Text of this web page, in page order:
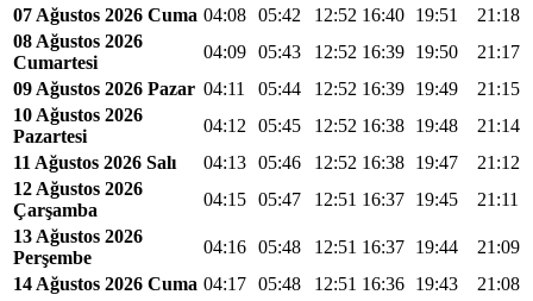
07 Ağustos 2026 Cuma 04:08 05:42 12:52 16:40 19:51
21:18
08 Ağustos 2026
Cumartesi
04:09 05:43 12:52 16:39 19:50
21:17
09 Ağustos 2026 Pazar 04:11 05:44 12:52 16:39 19:49
21:15
10 Ağustos 2026
Pazartesi
04:12 05:45 12:52 16:38 19:48
21:14
11 Ağustos 2026 Salı
04:13 05:46 12:52 16:38 19:47
21:12
12 Ağustos 2026
Çarşamba
04:15 05:47 12:51 16:37 19:45
21:11
13 Ağustos 2026
Perşembe
04:16 05:48 12:51 16:37 19:44
21:09
14 Ağustos 2026 Cuma 04:17 05:48 12:51 16:36 19:43
21:08